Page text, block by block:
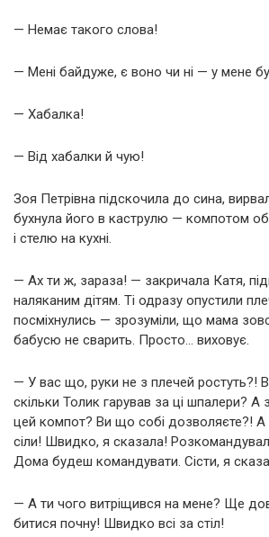
— Немає такого слова!
— Мені байдуже, є воно чи ні — у мене
— Хабалка!
— Від хабалки й чую!
Зоя Петрівна підскочила до сина,
бухнула його в каструлю — компотом
і стелю на кухні.
— Ах ти ж, зараза! — закричала Катя,
наляканим дітям. Ті одразу опустили
посміхнулись — зрозуміли, що мама
бабусю не сварить. Просто… виховує.
— У вас що, руки не з плечей ростуть?!
скільки Толик гарував за ці шпалери? А
цей компот? Ви що собі дозволяєте?! А
сіли! Швидко, я сказала!
Дома будеш командувати. Сісти, я
— А ти чого витріщився на мене? Ще
битися почну! Швидко всі за стіл!